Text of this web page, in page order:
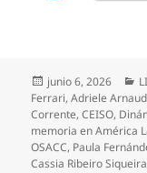
Publicado
el
junio 6, 2026
Ferrari,Adriele
Corrente,CEISO,
memoria en América
OSACC, Paula
Cassia Ribeiro Siqueira